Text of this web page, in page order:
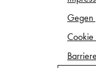
Gegen
Cookie